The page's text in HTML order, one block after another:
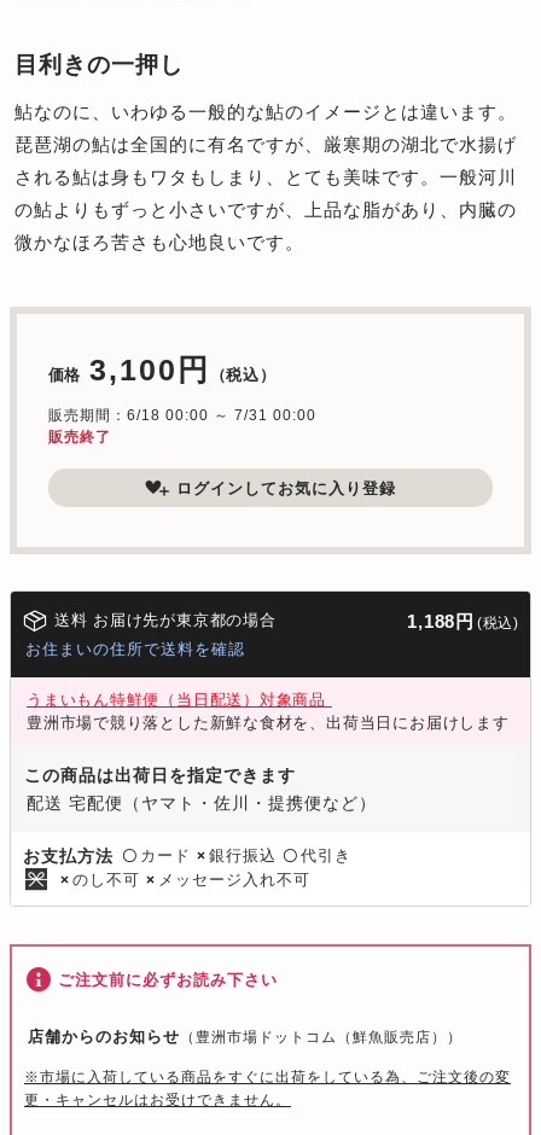
目利きの一押し
鮎なのに、いわゆる一般的な鮎のイメージとは違います。
琵琶湖の鮎は全国的に有名ですが、厳寒期の湖北で水揚げ
される鮎は身もワタもしまり、とても美味です。一般河川
の鮎よりもずっと小さいですが、上品な脂があり、内臓の
微かなほろ苦さも心地良いです。
価格 3,100円 （税込）
販売期間：6/18 00:00 ～ 7/31 00:00
販売終了
ログインしてお気に入り登録
送料 お届け先が東京都の場合 1,188円 (税込)
お住まいの住所で送料を確認
うまいもん特鮮便（当日配送）対象商品
豊洲市場で競り落とした新鮮な食材を、出荷当日にお届けします
この商品は出荷日を指定できます
配送 宅配便（ヤマト・佐川・提携便など）
お支払方法 〇 カード × 銀行振込 〇 代引き
× のし不可 × メッセージ入れ不可
ご注文前に必ずお読み下さい
店舗からのお知らせ （豊洲市場ドットコム（鮮魚販売店））
※市場に入荷している商品をすぐに出荷をしている為、ご注文後の変
更・キャンセルはお受けできません。